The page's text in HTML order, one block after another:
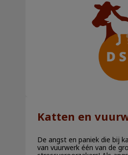
Katten en
De angst en paniek die bij
van vuurwerk één van de